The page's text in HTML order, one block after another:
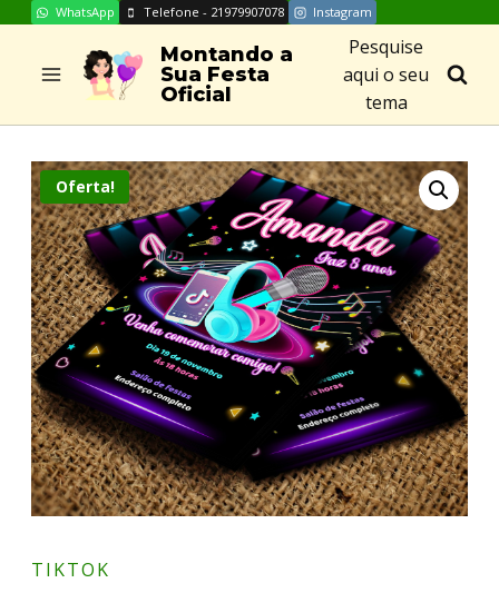
Skip
content
WhatsApp Telefone - 21979907078 Instagram
Montando a
Sua Festa
Oficial
Pesquise
aqui o seu
tema
Oferta!
TIKTOK